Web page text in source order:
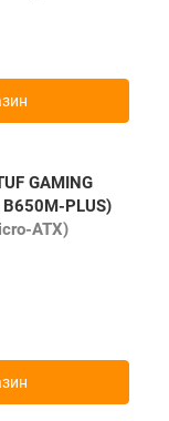
GAMING
B650M-PLUS)
ATX)